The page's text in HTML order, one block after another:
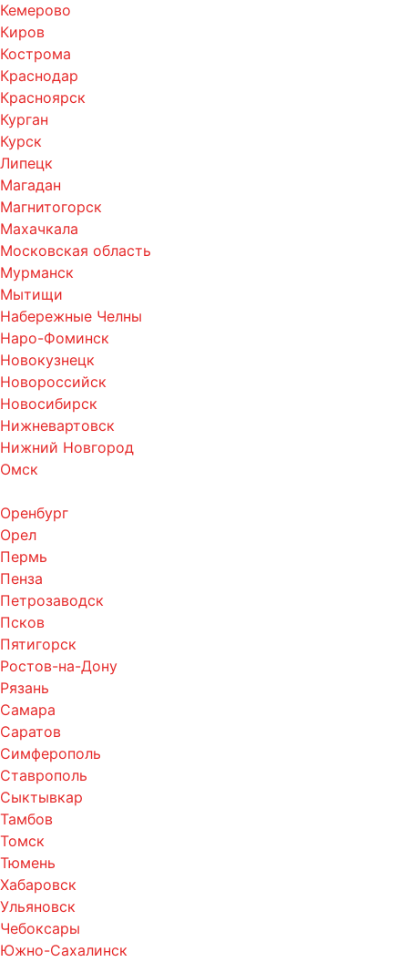
Кемерово
Киров
Кострома
Краснодар
Красноярск
Курган
Курск
Липецк
Магадан
Магнитогорск
Махачкала
Московская область
Мурманск
Мытищи
Набережные Челны
Наро-Фоминск
Новокузнецк
Новороссийск
Новосибирск
Нижневартовск
Нижний Новгород
Омск
Оренбург
Орел
Пермь
Пенза
Петрозаводск
Псков
Пятигорск
Ростов-на-Дону
Рязань
Самара
Саратов
Симферополь
Ставрополь
Сыктывкар
Тамбов
Томск
Тюмень
Хабаровск
Ульяновск
Чебоксары
Южно-Сахалинск